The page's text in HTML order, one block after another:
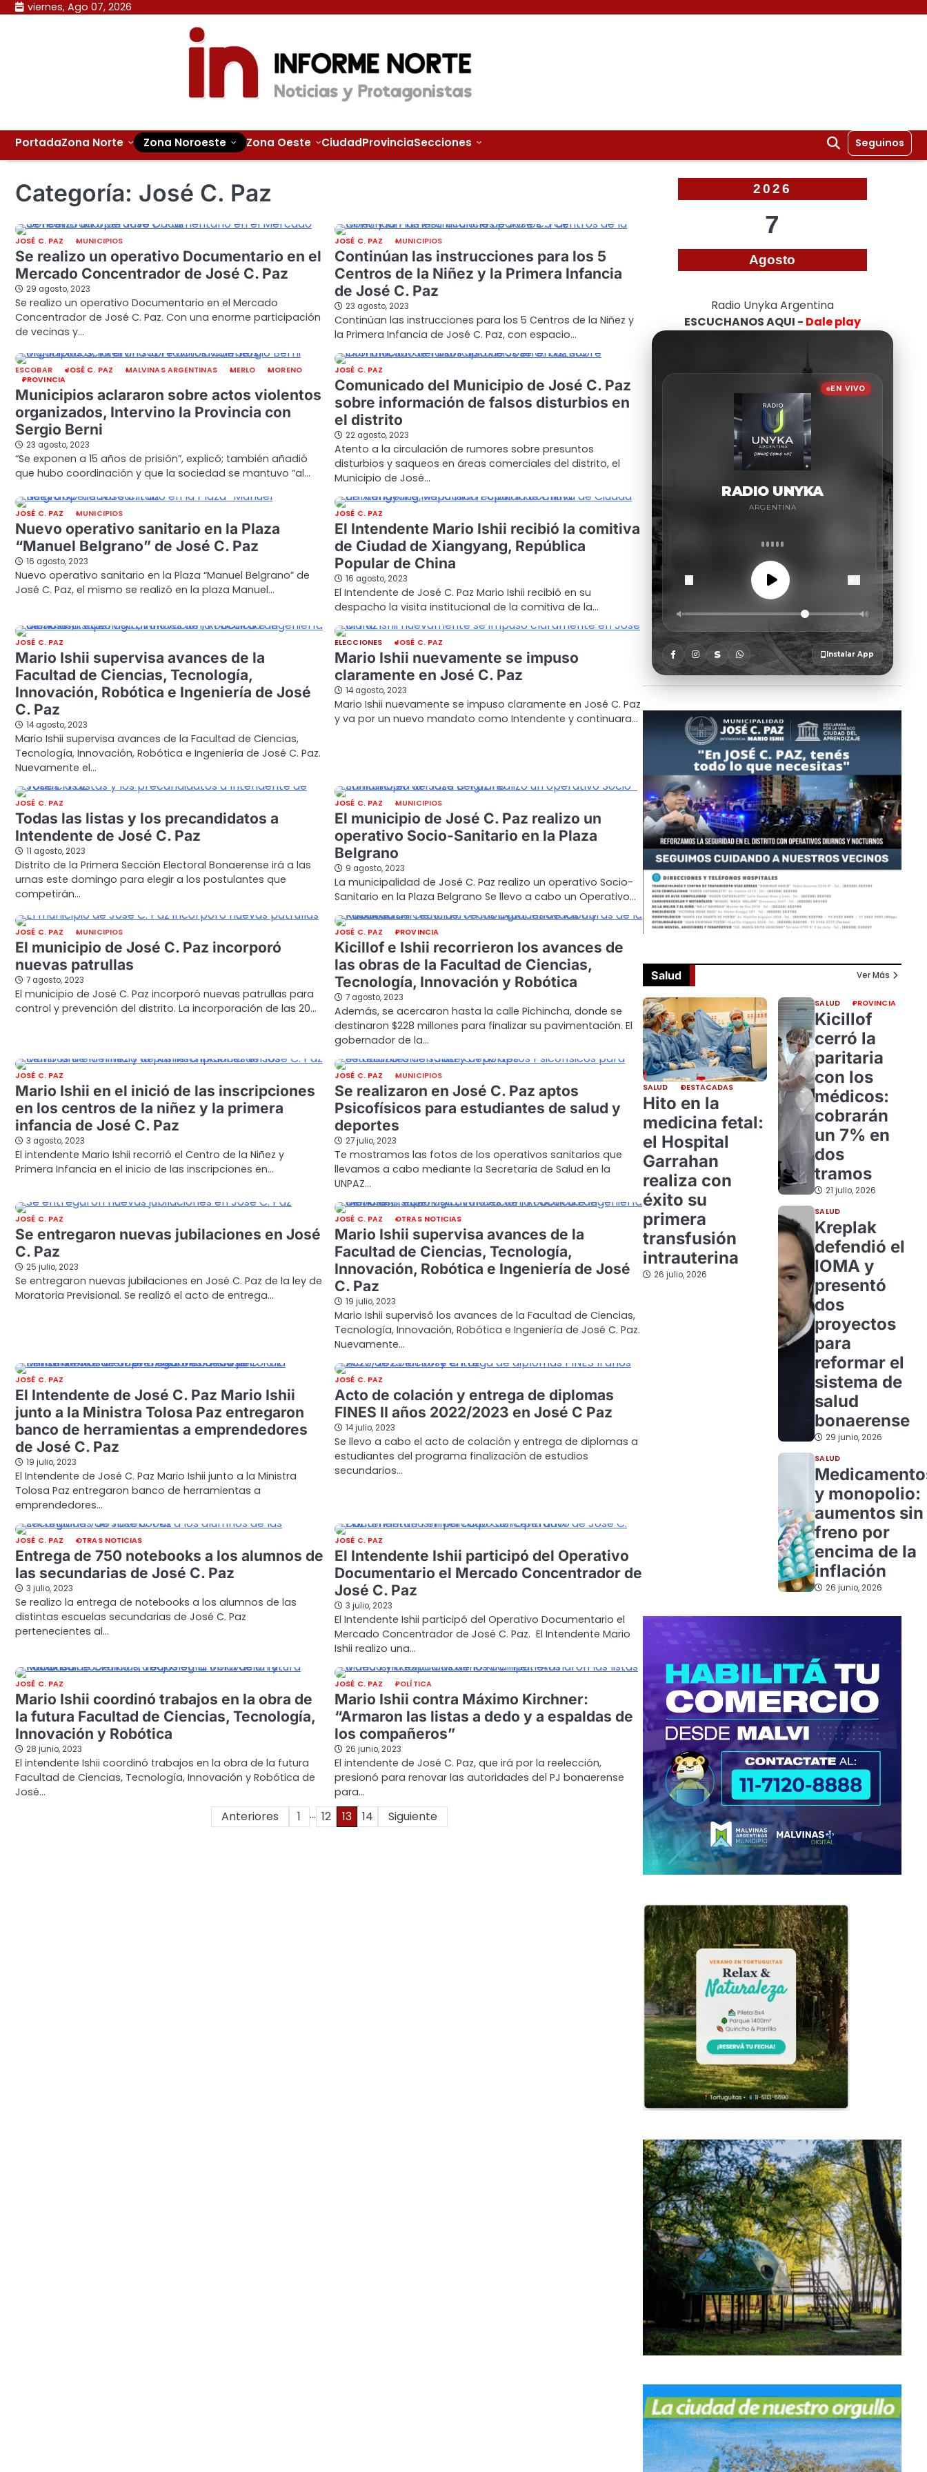
Skip viernes, Ago 07, 2026
PortadaZona Norte Zona Noroeste Zona Oeste CiudadProvinciaSecciones Seguinos
Categoría: José C. Paz
JOSÉ C. PAZ MUNICIPIOS
Se realizo un operativo Documentario en el
Mercado Concentrador de José C. Paz
29 agosto, 2023
Se realizo un operativo Documentario en el Mercado
Concentrador de José C. Paz. Con una enorme participación
de vecinas y…
JOSÉ C. PAZ MUNICIPIOS
Continúan las instrucciones para los 5
Centros de la Niñez y la Primera Infancia
de José C. Paz
23 agosto, 2023
Continúan las instrucciones para los 5 Centros de la Niñez y
la Primera Infancia de José C. Paz, con espacio…
ESCOBAR JOSÉ C. PAZ MALVINAS ARGENTINAS MERLO
MORENO
PROVINCIA
Municipios aclararon sobre actos violentos
organizados, Intervino la Provincia con
Sergio Berni
23 agosto, 2023
“Se exponen a 15 años de prisión”, explicó; también añadió
que hubo coordinación y que la sociedad se mantuvo “al…
JOSÉ C. PAZ
Comunicado del Municipio de José C. Paz
sobre información de falsos disturbios en
el distrito
22 agosto, 2023
Atento a la circulación de rumores sobre presuntos
disturbios y saqueos en áreas comerciales del distrito, el
Municipio de José…
JOSÉ C. PAZ MUNICIPIOS
Nuevo operativo sanitario en la Plaza
“Manuel Belgrano” de José C. Paz
16 agosto, 2023
Nuevo operativo sanitario en la Plaza “Manuel Belgrano” de
José C. Paz, el mismo se realizó en la plaza Manuel…
JOSÉ C. PAZ
El Intendente Mario Ishii recibió la comitiva
de Ciudad de Xiangyang, República
Popular de China
16 agosto, 2023
El Intendente de José C. Paz Mario Ishii recibió en su
despacho la visita institucional de la comitiva de la…
JOSÉ C. PAZ
Mario Ishii supervisa avances de la
Facultad de Ciencias, Tecnología,
Innovación, Robótica e Ingeniería de José
C. Paz
14 agosto, 2023
Mario Ishii supervisa avances de la Facultad de Ciencias,
Tecnología, Innovación, Robótica e Ingeniería de José C. Paz.
Nuevamente el…
ELECCIONES JOSÉ C. PAZ
Mario Ishii nuevamente se impuso
claramente en José C. Paz
14 agosto, 2023
Mario Ishii nuevamente se impuso claramente en José C. Paz
y va por un nuevo mandato como Intendente y continuara…
JOSÉ C. PAZ
Todas las listas y los precandidatos a
Intendente de José C. Paz
11 agosto, 2023
Distrito de la Primera Sección Electoral Bonaerense irá a las
urnas este domingo para elegir a los postulantes que
competirán…
JOSÉ C. PAZ MUNICIPIOS
El municipio de José C. Paz realizo un
operativo Socio-Sanitario en la Plaza
Belgrano
9 agosto, 2023
La municipalidad de José C. Paz realizo un operativo Socio-
Sanitario en la Plaza Belgrano Se llevo a cabo un Operativo…
JOSÉ C. PAZ MUNICIPIOS
El municipio de José C. Paz incorporó
nuevas patrullas
7 agosto, 2023
El municipio de José C. Paz incorporó nuevas patrullas para
control y prevención del distrito. La incorporación de las 20…
JOSÉ C. PAZ PROVINCIA
Kicillof e Ishii recorrieron los avances de
las obras de la Facultad de Ciencias,
Tecnología, Innovación y Robótica
7 agosto, 2023
Además, se acercaron hasta la calle Pichincha, donde se
destinaron $228 millones para finalizar su pavimentación. El
gobernador de la…
JOSÉ C. PAZ
Mario Ishii en el inició de las inscripciones
en los centros de la niñez y la primera
infancia de José C. Paz
3 agosto, 2023
El intendente Mario Ishii recorrió el Centro de la Niñez y
Primera Infancia en el inicio de las inscripciones en…
JOSÉ C. PAZ MUNICIPIOS
Se realizaron en José C. Paz aptos
Psicofísicos para estudiantes de salud y
deportes
27 julio, 2023
Te mostramos las fotos de los operativos sanitarios que
llevamos a cabo mediante la Secretaría de Salud en la
UNPAZ…
JOSÉ C. PAZ
Se entregaron nuevas jubilaciones en José
C. Paz
25 julio, 2023
Se entregaron nuevas jubilaciones en José C. Paz de la ley de
Moratoria Previsional. Se realizó el acto de entrega…
JOSÉ C. PAZ OTRAS NOTICIAS
Mario Ishii supervisa avances de la
Facultad de Ciencias, Tecnología,
Innovación, Robótica e Ingeniería de José
C. Paz
19 julio, 2023
Mario Ishii supervisó los avances de la Facultad de Ciencias,
Tecnología, Innovación, Robótica e Ingeniería de José C. Paz.
Nuevamente…
JOSÉ C. PAZ
El Intendente de José C. Paz Mario Ishii
junto a la Ministra Tolosa Paz entregaron
banco de herramientas a emprendedores
de José C. Paz
19 julio, 2023
El Intendente de José C. Paz Mario Ishii junto a la Ministra
Tolosa Paz entregaron banco de herramientas a
emprendedores…
JOSÉ C. PAZ
Acto de colación y entrega de diplomas
FINES II años 2022/2023 en José C Paz
14 julio, 2023
Se llevo a cabo el acto de colación y entrega de diplomas a
estudiantes del programa finalización de estudios
secundarios…
JOSÉ C. PAZ OTRAS NOTICIAS
Entrega de 750 notebooks a los alumnos de
las secundarias de José C. Paz
3 julio, 2023
Se realizo la entrega de notebooks a los alumnos de las
distintas escuelas secundarias de José C. Paz
pertenecientes al…
JOSÉ C. PAZ
El Intendente Ishii participó del Operativo
Documentario el Mercado Concentrador de
José C. Paz
3 julio, 2023
El Intendente Ishii participó del Operativo Documentario el
Mercado Concentrador de José C. Paz. El Intendente Mario
Ishii realizo una…
JOSÉ C. PAZ
Mario Ishii coordinó trabajos en la obra de
la futura Facultad de Ciencias, Tecnología,
Innovación y Robótica
28 junio, 2023
El intendente Ishii coordinó trabajos en la obra de la futura
Facultad de Ciencias, Tecnología, Innovación y Robótica de
José…
JOSÉ C. PAZ POLÍTICA
Mario Ishii contra Máximo Kirchner:
“Armaron las listas a dedo y a espaldas de
los compañeros”
26 junio, 2023
El intendente de José C. Paz, que irá por la reelección,
presionó para renovar las autoridades del PJ bonaerense
para…
Anteriores 1 … 12 13 14 Siguiente
2026
7
Agosto
Radio Unyka Argentina
ESCUCHANOS AQUI - Dale play
Salud Ver Más
SALUD DESTACADAS
Hito en la
medicina fetal:
el Hospital
Garrahan
realiza con
éxito su
primera
transfusión
intrauterina
26 julio, 2026
SALUD PROVINCIA
Kicillof
cerró la
paritaria
con los
médicos:
cobrarán
un 7% en
dos
tramos
21 julio, 2026
SALUD
Kreplak
defendió el
IOMA y
presentó
dos
proyectos
para
reformar el
sistema de
salud
bonaerense
29 junio, 2026
SALUD
y monopolio:
aumentos sin
freno por
encima de la
inflación
26 junio, 2026